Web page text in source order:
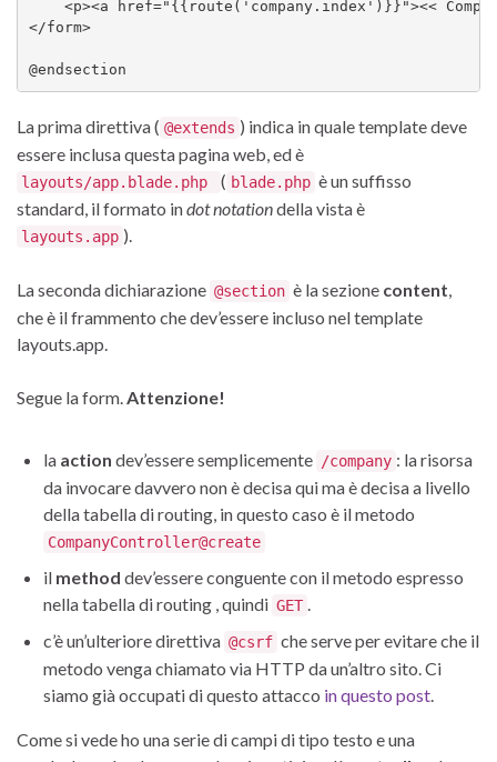
<p><a href="{{route('company.index')}}"><<
</form>
La prima direttiva ( @extends ) indica in quale template deve
essere inclusa questa pagina web, ed è
layouts/app.blade.php ( blade.php è un suffisso
standard, il formato indot notationdella vista è
layouts.app ).
La seconda dichiarazione @section è la sezione content,
che è il frammento che dev’essere incluso nel template
layouts.app.
Segue la form.Attenzione!
la action dev’essere semplicemente /company : la risorsa
da invocare davvero non è decisa qui ma è decisa a livello
della tabella di routing, in questo caso è il metodo
CompanyController@create
il method dev’essere conguente con il metodo espresso
nella tabella di routing , quindi GET .
c’è un’ulteriore direttiva @csrf che serve per evitare che il
metodo venga chiamato via HTTP da un’altro sito. Ci
siamo già occupati di questo attacco in questo post.
Come si vede ho una serie di campi di tipo testo e una